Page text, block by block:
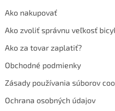
Ako nakupovať
Ako zvoliť správnu veľkosť
Ako za tovar zaplatiť?
Obchodné podmienky
Zásady používania súborov
Ochrana osobných údajov